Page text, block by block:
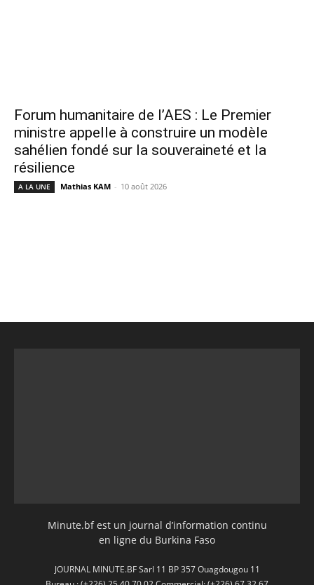
Forum humanitaire de l’AES : Le Premier
ministre appelle à construire un modèle
sahélien fondé sur la souveraineté et la
résilience
A LA UNE Mathias KAM - 10 août 2026
Minute.bf est un journal d’information continu
en ligne du Burkina Faso
JOURNAL MINUTE.BF Sarl 11 BP 357 Ouagdougou 11